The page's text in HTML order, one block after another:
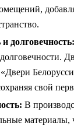
долговечность:
свой
В
материалы,